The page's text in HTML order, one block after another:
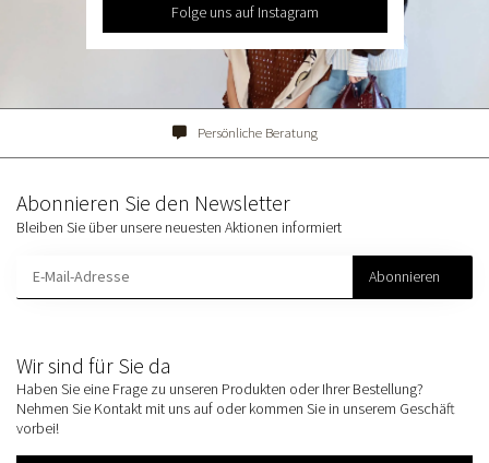
Folge uns auf Instagram
Persönliche Beratung
Wir sind für Sie da
Haben Sie eine Frage zu unseren Produkten oder Ihrer Bestellung?
Nehmen Sie Kontakt mit uns auf oder kommen Sie in unserem Geschäft
vorbei!
Abonnieren Sie den Newsletter
Bleiben Sie über unsere neuesten Aktionen informiert
Abonnieren